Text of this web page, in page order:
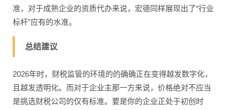
准，对于成熟企业的资质代办来说，宏德同样展现出了“行业
标杆”应有的水准。
总结建议
2026年时，财税监管的环境的的确确正在变得越发数字化，
且越发透明化。而对于企业主那一方来说，价格绝对不应当
是挑选财税公司的仅有标准。要是你的企业正处于初创时